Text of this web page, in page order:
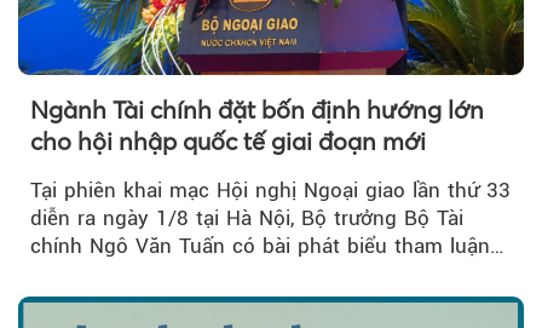
Ngành Tài chính đặt bốn định hướng lớn
cho hội nhập quốc tế giai đoạn mới
Tại phiên khai mạc Hội nghị Ngoại giao lần thứ 33
diễn ra ngày 1/8 tại Hà Nội, Bộ trưởng Bộ Tài
chính Ngô Văn Tuấn có bài phát biểu tham luận